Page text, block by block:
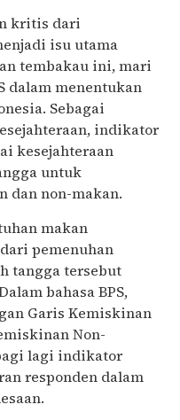
kritis dari
isu utama
tembakau ini, mari
dalam menentukan
Sebagai
indikator
kesejahteraan
untuk
dan non-makan.
makan
pemenuhan
tangga tersebut
bahasa BPS,
Garis Kemiskinan
Non-
lagi indikator
responden dalam